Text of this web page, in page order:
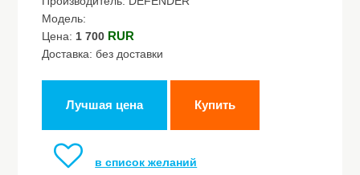
Модель:
Цена: 1 700 RUR
Доставка: без доставки
Лучшая цена Купить
в список желаний